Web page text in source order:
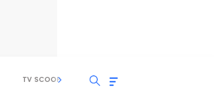
TV SCOOP LIRIK